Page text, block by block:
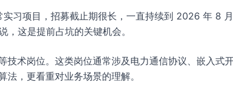
习项目，招募截止期很长，一直持续到 2026 年 8
这是提前占坑的关键机会。
技术岗位。这类岗位通常涉及电力通信协议、嵌入式
，更看重对业务场景的理解。